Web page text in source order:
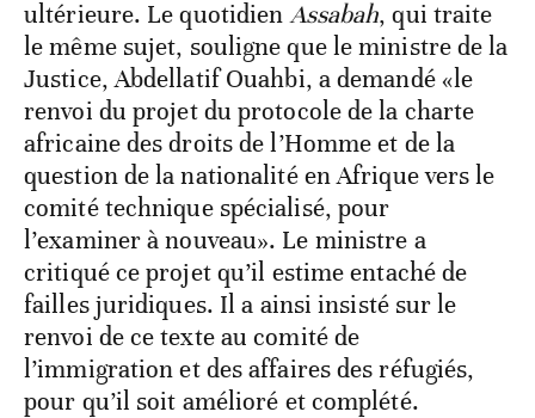
ultérieure. Le quotidienAssabah, qui traite
le même sujet, souligne que le ministre de la
Justice, Abdellatif Ouahbi, a demandé «le
renvoi du projet du protocole de la charte
africaine des droits de l’Homme et de la
question de la nationalité en Afrique vers le
comité technique spécialisé, pour
l’examiner à nouveau». Le ministre a
critiqué ce projet qu’il estime entaché de
failles juridiques. Il a ainsi insisté sur le
renvoi de ce texte au comité de
l’immigration et des affaires des réfugiés,
pour qu’il soit amélioré et complété.